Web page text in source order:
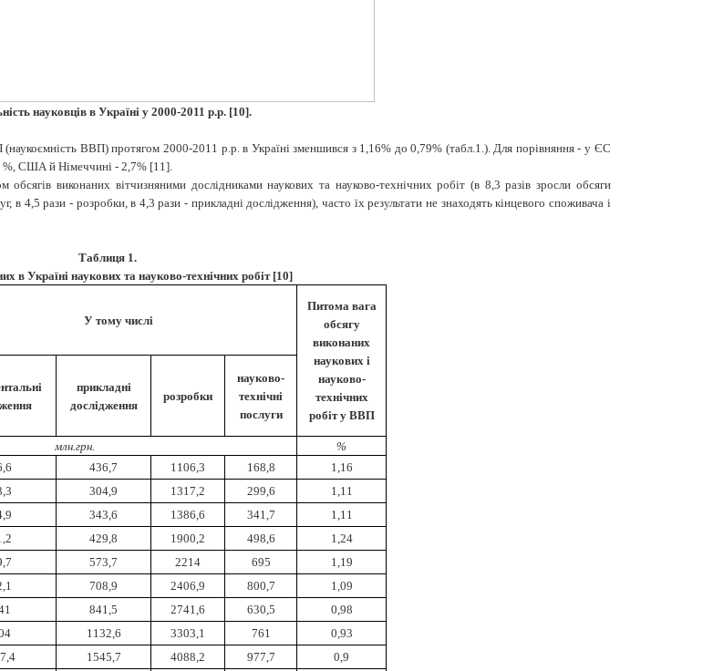
науковців в Україні у 2000-2011 р.р. [10].
(наукоємність ВВП) протягом 2000-2011 р.р. в Україні зменшився з 1,16% до 0,79% (табл.1.). Для порівняння - у ЄС
%, США й Німеччині - 2,7% [11].
виконаних вітчизняними дослідниками наукових та науково-технічних робіт (в 8,3 разів зросли обсяги
4,5 рази - розробки, в 4,3 рази - прикладні дослідження), часто їх результати не знаходять кінцевого споживача і
Таблиця 1.
в Україні наукових та науково-технічних робіт [10]
У тому числі
Питома вага
обсягу
виконаних
наукових і
науково-
технічних
робіт у ВВП
прикладні
дослідження
розробки
науково-
технічні
послуги
млн.грн.
%
436,7 1106,3 168,8
1,16
304,9 1317,2 299,6
1,11
343,6 1386,6 341,7
1,11
429,8 1900,2 498,6
1,24
573,7 2214 695
1,19
708,9 2406,9 800,7
1,09
841,5 2741,6 630,5
0,98
1132,6 3303,1 761
0,93
1545,7 4088,2 977,7
0,9